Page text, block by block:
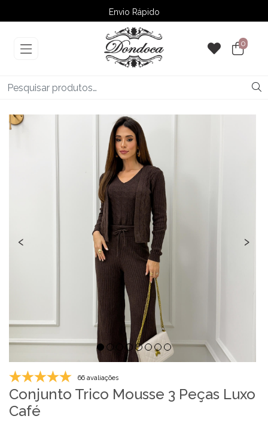
Envio Rápido
➚ Ofertas– Até 60% OFF
0
‹ ›
66 avaliações
Conjunto Trico Mousse 3 Peças Luxo
Café